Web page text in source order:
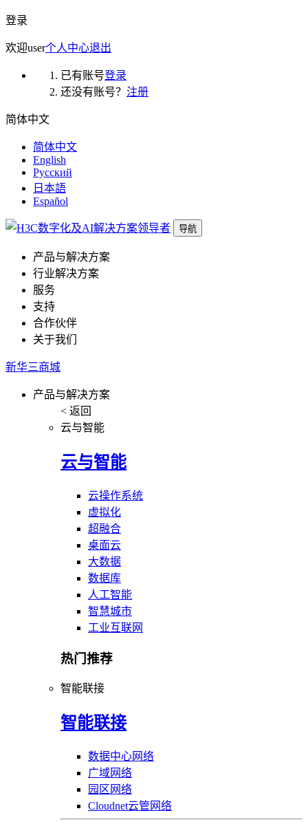
登录
欢迎user个人中心退出
已有账号登录
还没有账号？ 注册
简体中文
简体中文
English
Русский
日本語
Español
导航
产品与解决方案
行业解决方案
服务
支持
合作伙伴
关于我们
新华三商城
产品与解决方案
< 返回
云与智能
云与智能
云操作系统
虚拟化
超融合
桌面云
大数据
数据库
人工智能
智慧城市
工业互联网
热门推荐
智能联接
智能联接
数据中心网络
广域网络
园区网络
Cloudnet云管网络